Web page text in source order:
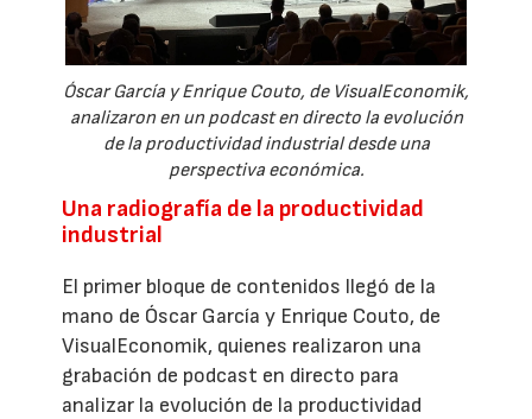
Óscar García y Enrique Couto, de VisualEconomik,
analizaron en un podcast en directo la evolución
de la productividad industrial desde una
perspectiva económica.
Una radiografía de la productividad
industrial
El primer bloque de contenidos llegó de la
mano de Óscar García y Enrique Couto, de
VisualEconomik, quienes realizaron una
grabación de podcast en directo para
analizar la evolución de la productividad